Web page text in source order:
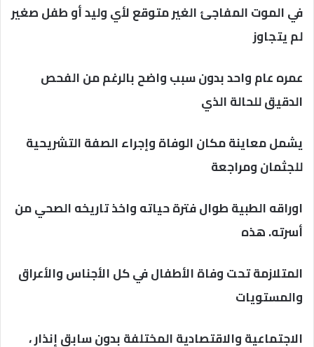
في الموت المفاجئ الغير متوقع لأي وليد أو طفل صغير
لم يتجاوز
عمره عام واحد بدون سبب واضح بالرغم من الفحص
الدقيق للحالة الذي
يشمل معاينة مكان الوفاة وإجراء الصفة التشريحية
للجثمان ومراجعة
اوراقه الطبية طوال فترة حياته واخذ تاريخه الصحي من
أسرته. هذه
المتلازمة تحت وفاة الأطفال في كل الأجناس والأعراق
والمستويات
الاجتماعية والاقتصادية المختلفة بدون سابق إنذار ،